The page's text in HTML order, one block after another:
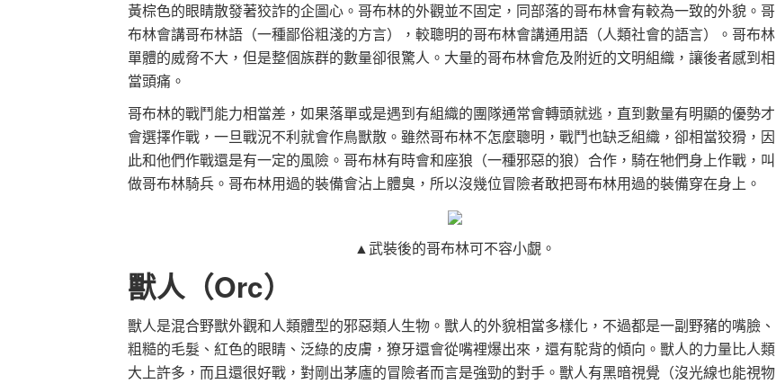
黃棕色的眼睛散發著狡詐的企圖心。哥布林的外觀並不固定，同部落的哥布林會有較為一致的外貌。哥
布林會講哥布林語（一種鄙俗粗淺的方言），較聰明的哥布林會講通用語（人類社會的語言）。哥布林
單體的威脅不大，但是整個族群的數量卻很驚人。大量的哥布林會危及附近的文明組織，讓後者感到相
當頭痛。
哥布林的戰鬥能力相當差，如果落單或是遇到有組織的團隊通常會轉頭就逃，直到數量有明顯的優勢才
會選擇作戰，一旦戰況不利就會作鳥獸散。雖然哥布林不怎麼聰明，戰鬥也缺乏組織，卻相當狡猾，因
此和他們作戰還是有一定的風險。哥布林有時會和座狼（一種邪惡的狼）合作，騎在牠們身上作戰，叫
做哥布林騎兵。哥布林用過的裝備會沾上體臭，所以沒幾位冒險者敢把哥布林用過的裝備穿在身上。
▲武裝後的哥布林可不容小覷。
獸人（Orc）
獸人是混合野獸外觀和人類體型的邪惡類人生物。獸人的外貌相當多樣化，不過都是一副野豬的嘴臉、
粗糙的毛髮、紅色的眼睛、泛綠的皮膚，獠牙還會從嘴裡爆出來，還有駝背的傾向。獸人的力量比人類
大上許多，而且還很好戰，對剛出茅廬的冒險者而言是強勁的對手。獸人有黑暗視覺（沒光線也能視物